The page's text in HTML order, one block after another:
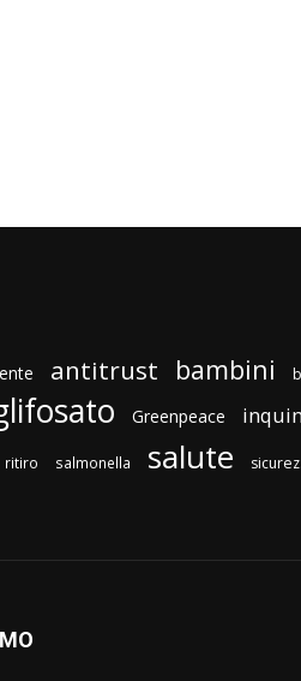
antitrust bambini
Greenpeace
ritiro salmonella salute